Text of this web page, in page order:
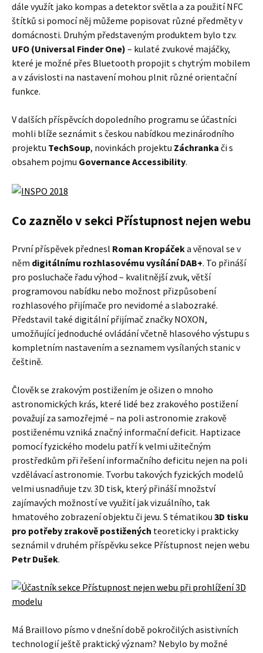
dále využít jako kompas a detektor světla a za použití NFC
štítků si pomocí něj můžeme popisovat různé předměty v
domácnosti. Druhým představeným produktem bylo tzv.
UFO (Universal Finder One) – kulaté zvukové majáčky,
které je možné přes Bluetooth propojit s chytrým mobilem
a v závislosti na nastavení mohou plnit různé orientační
funkce.
V dalších příspěvcích dopoledního programu se účastníci
mohli blíže seznámit s českou nabídkou mezinárodního
projektu TechSoup, novinkách projektu Záchranka či s
obsahem pojmu Governance Accessibility.
Co zaznělo v sekci Přístupnost nejen webu
První příspěvek přednesl Roman Kropáčeka věnoval se v
něm digitálnímu rozhlasovému vysílání DAB+. To přináší
pro posluchače řadu výhod – kvalitnější zvuk, větší
programovou nabídku nebo možnost přizpůsobení
rozhlasového přijímače pro nevidomé a slabozraké.
Představil také digitální přijímač značky NOXON,
umožňující jednoduché ovládání včetně hlasového výstupu s
kompletním nastavením a seznamem vysílaných stanic v
češtině.
Člověk se zrakovým postižením je ošizen o mnoho
astronomických krás, které lidé bez zrakového postižení
považují za samozřejmé – na poli astronomie zrakově
postiženému vzniká značný informační deficit. Haptizace
pomocí fyzického modelu patří k velmi užitečným
prostředkům při řešení informačního deficitu nejen na poli
vzdělávací astronomie. Tvorbu takových fyzických modelů
velmi usnadňuje tzv. 3D tisk, který přináší množství
zajímavých možností ve využití jak vizuálního, tak
hmatového zobrazení objektu či jevu. S tématikou 3D tisku
pro potřeby zrakově postižených teoreticky i prakticky
seznámil v druhém příspěvku sekce Přístupnost nejen webu
Petr Dušek.
Má Braillovo písmo v dnešní době pokročilých asistivních
technologií ještě praktický význam? Nebylo by možné